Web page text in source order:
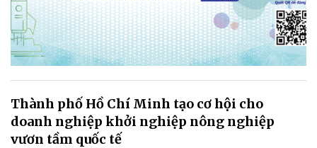
Thành phố Hồ Chí Minh tạo cơ hội cho
doanh nghiệp khởi nghiệp nông nghiệp
vươn tầm quốc tế